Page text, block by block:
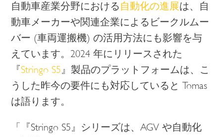
自動車産業分野における自動化の進展は、自
動車メーカーや関連企業によるビークルムー
バー (車両運搬機) の活用方法にも影響を与
えています。2024 年にリリースされた
『Stringo S5』製品のプラットフォームは、こ
うした昨今の要件にも対応していると Tomas
は語ります。
「『Stringo S5』シリーズは、AGV や自動化